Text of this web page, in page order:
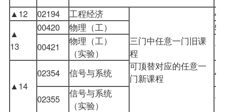
▲12 02194 工程经济
三门中任意一门旧课
程
可顶替对应的任意一
门新课程
▲
13
00420 物理（工）
00421 物理（工）
（实验）
▲14
02354 信号与系统
02355 信号与系统
（实验）